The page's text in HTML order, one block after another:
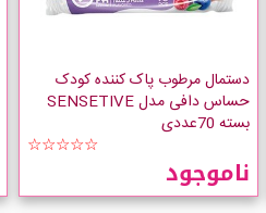
دستمال مرطوب پاک کننده کودک
حساس دافی مدل SENSETIVE
بسته 70عددی
☆☆☆☆☆
ناموجود